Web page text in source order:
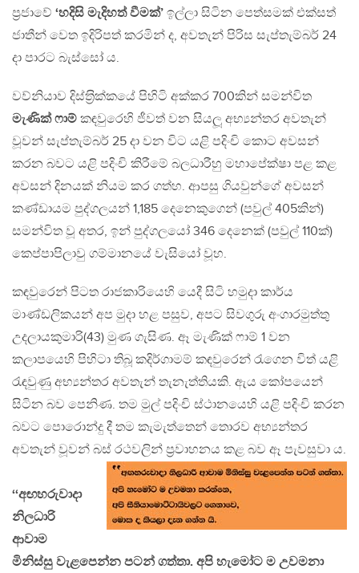
ප‍්‍රජාවේ ‘හදිසි මැදිහත් වීමක්’ ඉල්ලා සිටින පෙත්සමක් එක්සත්
ජාතීන් වෙත ඉදිරිපත් කරමින් ද, අවතැන් පිරිස සැප්තැම්බර් 24
දා පාරට බැස්සෝ ය.
වව්නියාව දිස්ත‍්‍රික්කයේ පිහිටි අක්කර 700කින් සමන්විත
මැණික් ෆාම් කඳවුරෙහි ජීවත් වන සියලූ අභ්‍යන්තර අවතැන්
වූවන් සැප්තැම්බර් 25 දා වන විට යළි පදිංචි කොට අවසන්
කරන බවට යළි පදිංචි කිරීමේ බලධාරීහු මහාපේක්ෂා පළ කළ
අවසන් දිනයක් නියම කර ගත්හ. ආපසු ගියවුන්ගේ අවසන්
කණ්ඩායම පුද්ගලයන් 1,185 දෙනෙකුගෙන් (පවුල් 405කින්)
සමන්විත වූ අතර, ඉන් පුද්ගලයෝ 346 දෙනෙක් (පවුල් 110ක්)
කෙප්පාපිලාවු ගම්මානයේ වැසියෝ වූහ.
කඳවුරෙන් පිටත රාජකාරියෙහි යෙදී සිටි හමුදා කාර්ය
මාණ්ඩලිකයන් අප මුදා හළ පසුව, අපට සිවගුරු අංගාරමුත්තු
උදලායකුමාරි(43) මුණ ගැසිණ. ඈ මැණික් ෆාම් 1 වන
කලාපයෙහි පිහිටා තිබූ කදිර්ගාමම් කඳවුරෙන් රැගෙන විත් යළි
රැඳවුණු අභ්‍යන්තර අවතැන් තැනැත්තියකි. ඇය කෝපයෙන්
සිටින බව පෙනිණ. තම මුල් පදිංචි ස්ථානයෙහි යළි පදිංචි කරන
බවට පොරොන්දු දී තම කැමැත්තෙන් තොරව අභ්‍යන්තර
අවතැන් වූවන් බස් රථවලින් ප‍්‍රවාහනය කළ බව ඈ පැවසුවා ය.
‘‘අඟහරුවාදා
නිලධාරි
ආවාම
මිනිස්සු වැළපෙන්න පටන් ගත්තා. අපි හැමෝට ම උවමනා